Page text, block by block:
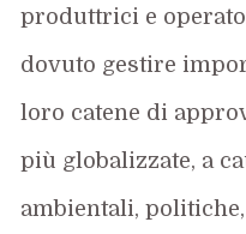
produttrici e
dovuto gestire
loro catene di
più globalizzate, a
ambientali,